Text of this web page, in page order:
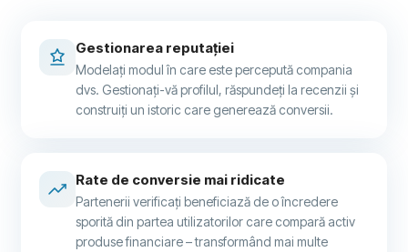
Gestionarea reputației
Modelați modul în care este percepută compania
dvs. Gestionați-vă profilul, răspundeți la recenzii și
construiți un istoric care generează conversii.
Rate de conversie mai ridicate
Partenerii verificați beneficiază de o încredere
sporită din partea utilizatorilor care compară activ
produse financiare – transformând mai multe